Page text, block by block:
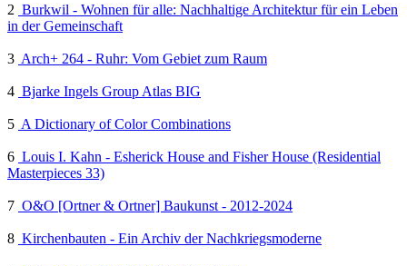
2 Burkwil - Wohnen für alle: Nachhaltige Architektur für ein Leben
in der Gemeinschaft
3 Arch+ 264 - Ruhr: Vom Gebiet zum Raum
4 Bjarke Ingels Group Atlas BIG
5 A Dictionary of Color Combinations
6 Louis I. Kahn - Esherick House and Fisher House (Residential
Masterpieces 33)
7 O&O [Ortner & Ortner] Baukunst - 2012-2024
8 Kirchenbauten - Ein Archiv der Nachkriegsmoderne